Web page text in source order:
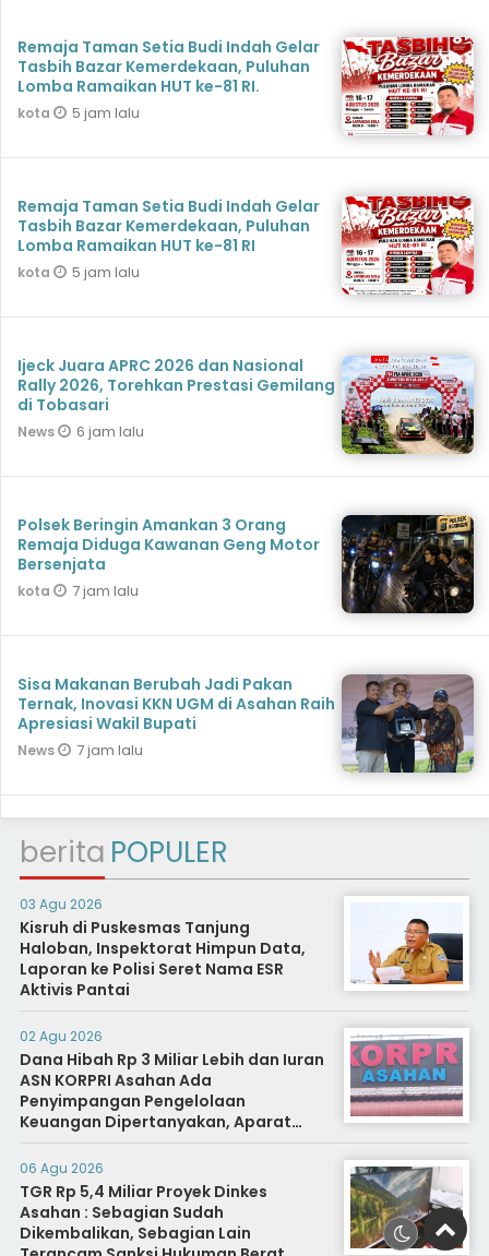
Remaja Taman Setia Budi Indah Gelar
Tasbih Bazar Kemerdekaan, Puluhan
Lomba Ramaikan HUT ke-81 RI.
kota 5 jam lalu
Remaja Taman Setia Budi Indah Gelar
Tasbih Bazar Kemerdekaan, Puluhan
Lomba Ramaikan HUT ke-81 RI
kota 5 jam lalu
Ijeck Juara APRC 2026 dan Nasional
Rally 2026, Torehkan Prestasi Gemilang
di Tobasari
News 6 jam lalu
Polsek Beringin Amankan 3 Orang
Remaja Diduga Kawanan Geng Motor
Bersenjata
kota 7 jam lalu
Sisa Makanan Berubah Jadi Pakan
Ternak, Inovasi KKN UGM di Asahan Raih
Apresiasi Wakil Bupati
News 7 jam lalu
berita POPULER
03 Agu 2026
Kisruh di Puskesmas Tanjung
Haloban, Inspektorat Himpun Data,
Laporan ke Polisi Seret Nama ESR
Aktivis Pantai
02 Agu 2026
Dana Hibah Rp 3 Miliar Lebih dan Iuran
ASN KORPRI Asahan Ada
Penyimpangan Pengelolaan
Keuangan Dipertanyakan, Aparat
Diminta Segera Usut
06 Agu 2026
TGR Rp 5,4 Miliar Proyek Dinkes
Asahan : Sebagian Sudah
Dikembalikan, Sebagian Lain